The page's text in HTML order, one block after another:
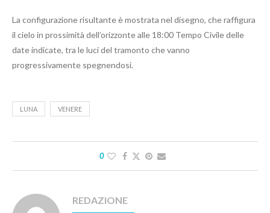
La configurazione risultante è mostrata nel disegno, che raffigura
il cielo in prossimità dell’orizzonte alle 18:00 Tempo Civile delle
date indicate, tra le luci del tramonto che vanno
progressivamente spegnendosi.
LUNA VENERE
0
REDAZIONE